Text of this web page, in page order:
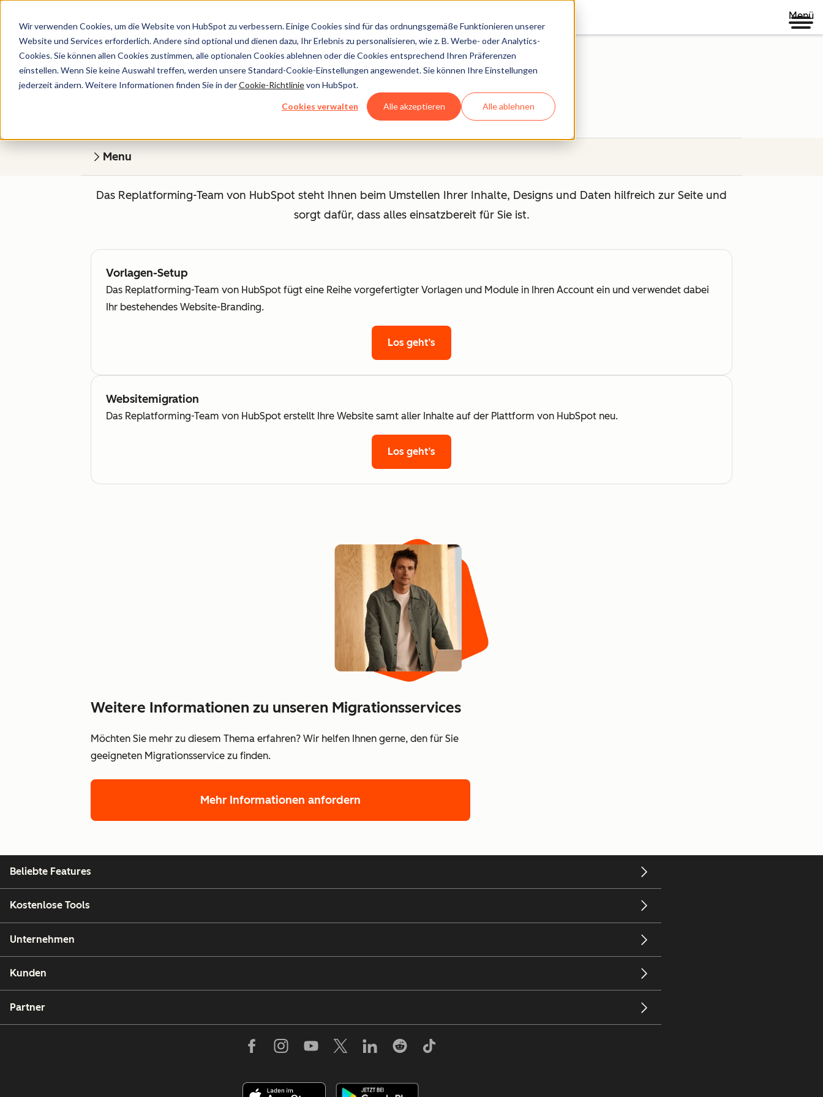
Wir verwenden Cookies, um die Website von HubSpot zu verbessern. Einige Cookies sind für das ordnungsgemäße Funktionieren unserer
Website und Services erforderlich. Andere sind optional und dienen dazu, Ihr Erlebnis zu personalisieren, wie z. B. Werbe- oder Analytics-
Cookies. Sie können allen Cookies zustimmen, alle optionalen Cookies ablehnen oder die Cookies entsprechend Ihren Präferenzen
einstellen. Wenn Sie keine Auswahl treffen, werden unsere Standard-Cookie-Einstellungen angewendet. Sie können Ihre Einstellungen
jederzeit ändern. Weitere Informationen finden Sie in derCookie-Richtlinievon HubSpot.
Cookies verwalten Alle akzeptieren Alle ablehnen
Menü
Migrationsservices
Menu
Das Replatforming-Team von HubSpot steht Ihnen beim Umstellen Ihrer Inhalte, Designs und Daten hilfreich zur Seite und
sorgt dafür, dass alles einsatzbereit für Sie ist.
Vorlagen-Setup
Das Replatforming-Team von HubSpot fügt eine Reihe vorgefertigter Vorlagen und Module in Ihren Account ein und verwendet dabei
Ihr bestehendes Website-Branding.
Los geht’s
Websitemigration
Das Replatforming-Team von HubSpot erstellt Ihre Website samt aller Inhalte auf der Plattform von HubSpot neu.
Los geht’s
Weitere Informationen zu unseren Migrationsservices
Möchten Sie mehr zu diesem Thema erfahren? Wir helfen Ihnen gerne, den für Sie
geeigneten Migrationsservice zu finden.
Mehr Informationen anfordern
Beliebte Features
Kostenlose Tools
Unternehmen
Kunden
Partner